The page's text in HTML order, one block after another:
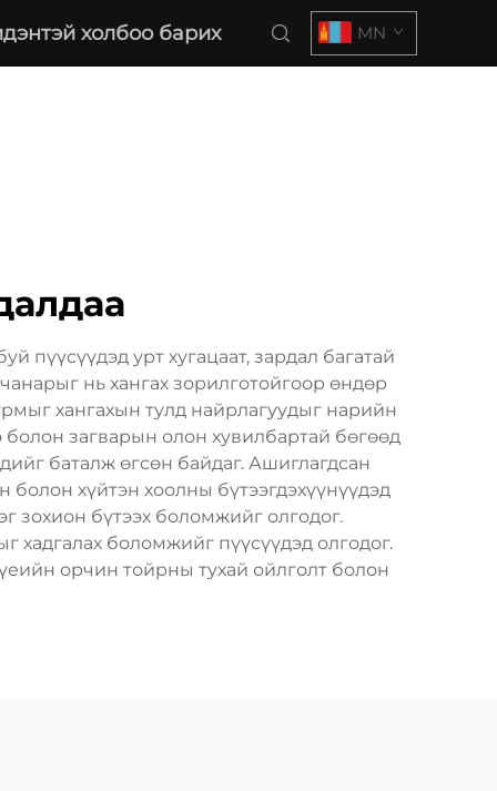
холбоо барих MN
урт хугацаат, зардал багатай
нь хангах зорилготойгоор өндөр
хангахын тулд найрлагуудыг нарийн
загварын олон хувилбартай бөгөөд
баталж өгсөн байдаг. Ашиглагдсан
болон хүйтэн хоолны бүтээгдэхүүнүүдэд
зохион бүтээх боломжийг олгодог.
хадгалах боломжийг пүүсүүдэд олгодог.
орчин тойрны тухай ойлголт болон